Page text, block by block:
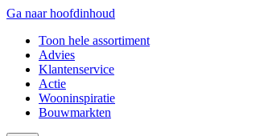
Ga naar hoofdinhoud
Toon hele assortiment
Advies
Klantenservice
Actie
Wooninspiratie
Bouwmarkten